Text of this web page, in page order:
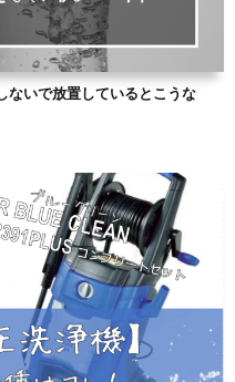
ないで放置しているとこうな